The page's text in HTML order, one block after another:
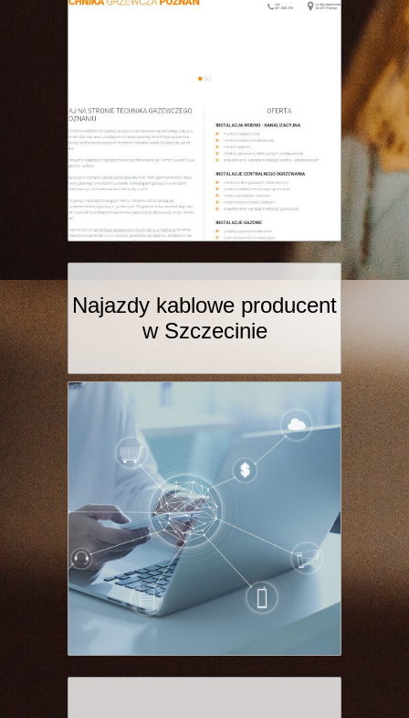
Najazdy kablowe producent
w Szczecinie